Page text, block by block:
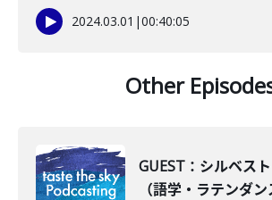
2024.03.01 |00:40:05
Other
GUEST：シルベス
（語学・ラテンダ